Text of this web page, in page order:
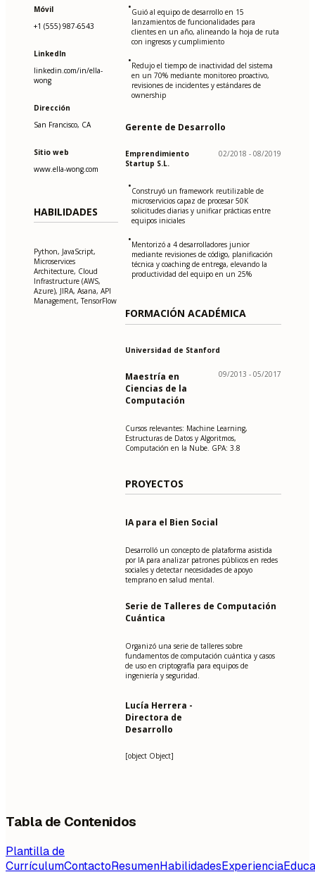
Móvil
+1 (555) 987-6543
LinkedIn
linkedin.com/in/ella-
wong
Dirección
San Francisco, CA
Sitio web
www.ella-wong.com
HABILIDADES
Python, JavaScript,
Microservices
Architecture, Cloud
Infrastructure (AWS,
Azure), JIRA, Asana, API
Management, TensorFlow
•Guió al equipo de desarrollo en 15
lanzamientos de funcionalidades para
clientes en un año, alineando la hoja de ruta
con ingresos y cumplimiento
•Redujo el tiempo de inactividad del sistema
en un 70% mediante monitoreo proactivo,
revisiones de incidentes y estándares de
ownership
Gerente de Desarrollo
Emprendimiento
Startup S.L.
02/2018 - 08/2019
•Construyó un framework reutilizable de
microservicios capaz de procesar 50K
solicitudes diarias y unificar prácticas entre
equipos iniciales
•Mentorizó a 4 desarrolladores junior
mediante revisiones de código, planificación
técnica y coaching de entrega, elevando la
productividad del equipo en un 25%
FORMACIÓN ACADÉMICA
Universidad de Stanford
Maestría en
Ciencias de la
Computación
09/2013 - 05/2017
Cursos relevantes: Machine Learning,
Estructuras de Datos y Algoritmos,
Computación en la Nube. GPA: 3.8
PROYECTOS
IA para el Bien Social
Desarrolló un concepto de plataforma asistida
por IA para analizar patrones públicos en redes
sociales y detectar necesidades de apoyo
temprano en salud mental.
Serie de Talleres de Computación
Cuántica
Organizó una serie de talleres sobre
fundamentos de computación cuántica y casos
de uso en criptografía para equipos de
ingeniería y seguridad.
Lucía Herrera -
Directora de
Desarrollo
[object Object]
Tabla de Contenidos
Plantilla de
CurrículumContactoResumenHabilidadesExperiencia